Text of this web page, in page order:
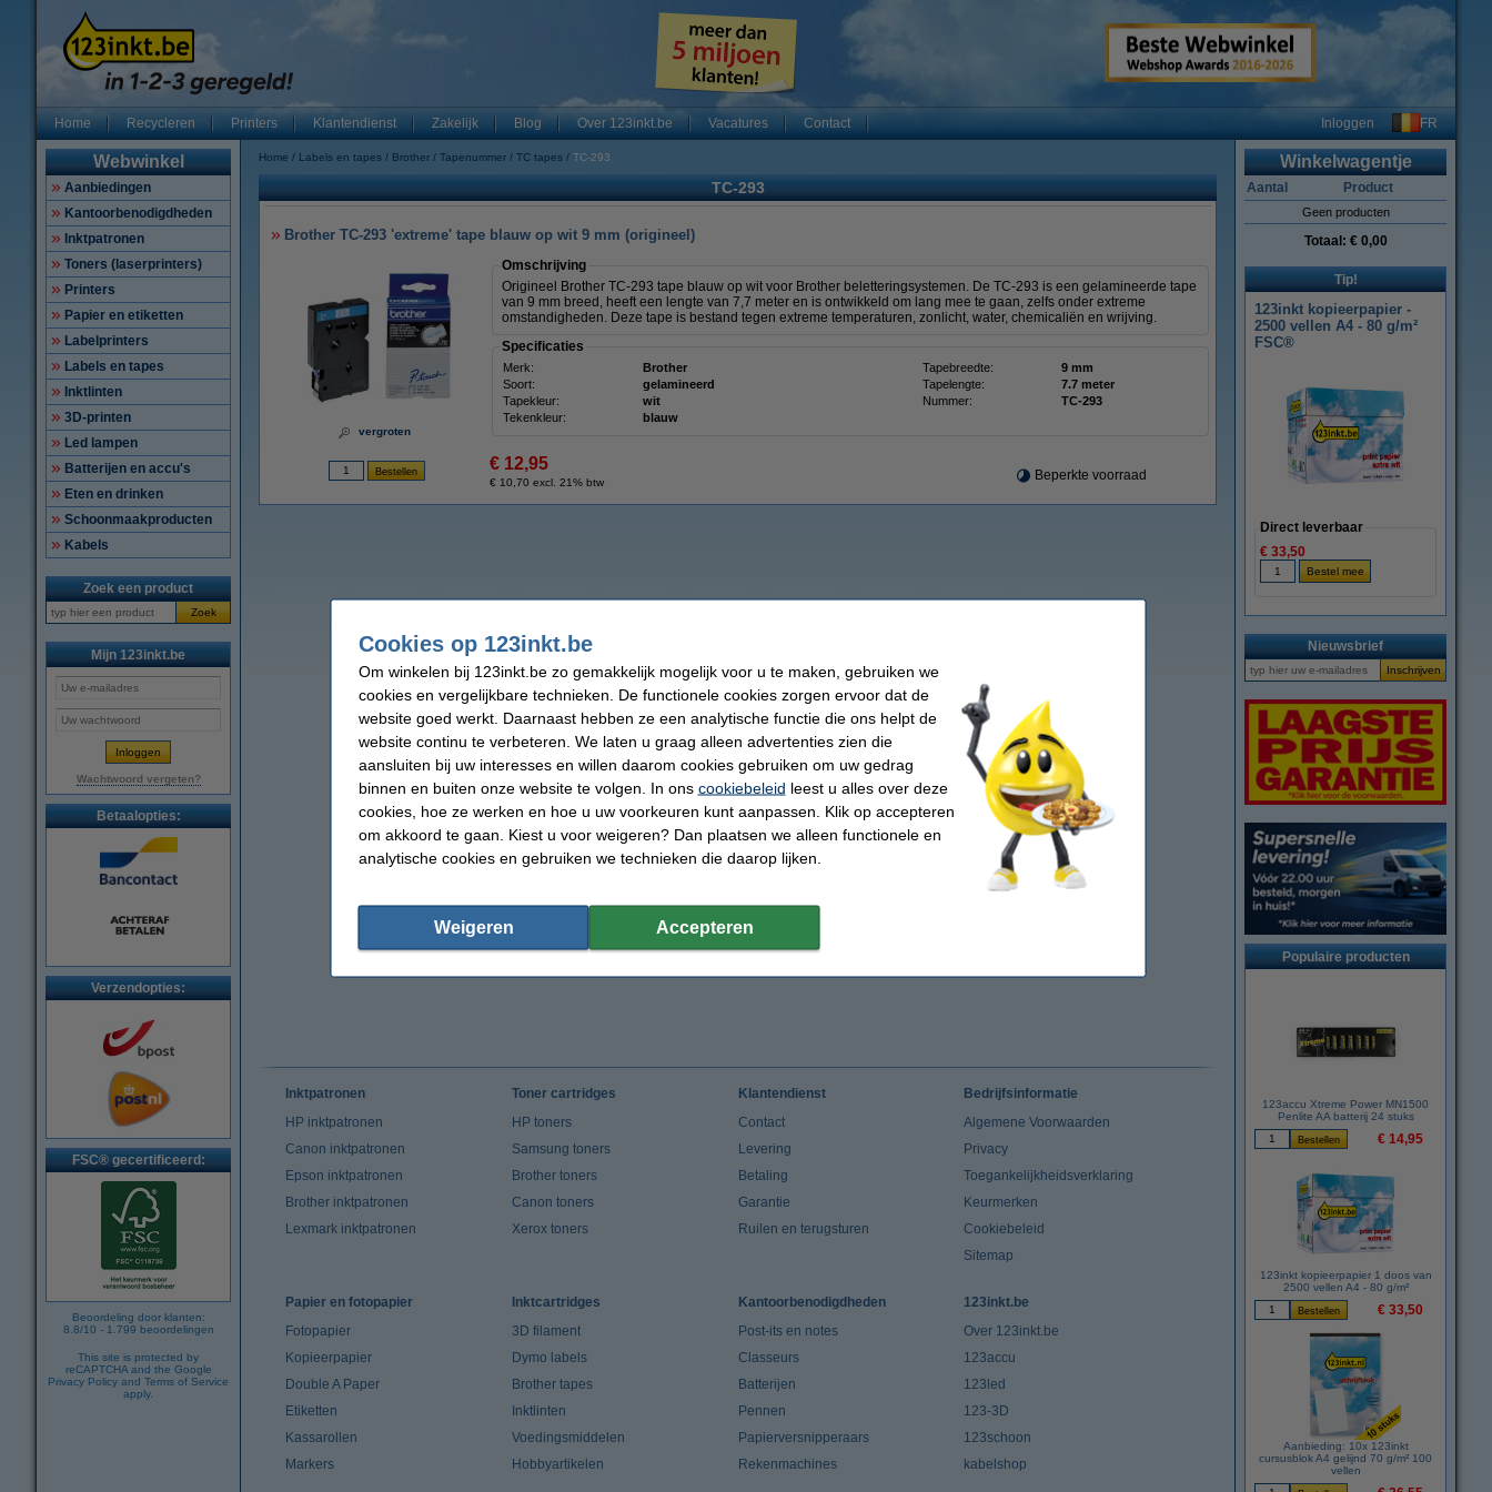
Home Recycleren Printers Klantendienst Zakelijk Blog Over 123inkt.be Vacatures Contact Inloggen FR
Webwinkel
Aanbiedingen
Kantoorbenodigdheden
Inktpatronen
Toners (laserprinters)
Printers
Papier en etiketten
Labelprinters
Labels en tapes
Inktlinten
3D-printen
Led lampen
Batterijen en accu's
Eten en drinken
Schoonmaakproducten
Kabels
Zoek een product
Zoek
Mijn 123inkt.be
Wachtwoord vergeten?
Betaalopties:
Verzendopties:
FSC® gecertificeerd:
Beoordeling door klanten:
8.8/10 - 1.799 beoordelingen
This site is protected by
reCAPTCHA and the Google
Privacy Policy and Terms of Service
apply.
Home Labels en tapes Brother Tapenummer TC tapes TC-293
TC-293
Brother TC-293 'extreme' tape blauw op wit 9 mm (origineel)
vergroten
Omschrijving
Origineel Brother TC-293 tape blauw op wit voor Brother beletteringsystemen. De TC-293 is een gelamineerde tape
van 9 mm breed, heeft een lengte van 7,7 meter en is ontwikkeld om lang mee te gaan, zelfs onder extreme
omstandigheden. Deze tape is bestand tegen extreme temperaturen, zonlicht, water, chemicaliën en wrijving.
Specificaties
Merk: Brother Tapebreedte:
9 mm
Soort:
gelamineerd Tapelengte:
7.7 meter
Tapekleur:
wit Nummer:
TC-293
Tekenkleur:
blauw
€ 12,95
€ 10,70 excl. 21% btw Beperkte voorraad
Winkelwagentje
Aantal Product
Geen producten
Totaal: € 0,00
Tip!
123inkt kopieerpapier -
2500 vellen A4 - 80 g/m²
FSC®
Direct leverbaar
€ 33,50
Nieuwsbrief
Populaire producten
123accu Xtreme Power MN1500
Penlite AA batterij 24 stuks
€ 14,95
123inkt kopieerpapier 1 doos van
2500 vellen A4 - 80 g/m²
€ 33,50
Aanbieding: 10x 123inkt
cursusblok A4 gelijnd 70 g/m² 100
vellen
Inktpatronen
HP inktpatronen
Canon inktpatronen
Epson inktpatronen
Brother inktpatronen
Lexmark inktpatronen
Toner cartridges
HP toners
Samsung toners
Brother toners
Canon toners
Xerox toners
Klantendienst
Contact
Levering
Betaling
Garantie
Ruilen en terugsturen
Bedrijfsinformatie
Algemene Voorwaarden
Privacy
Toegankelijkheidsverklaring
Keurmerken
Cookiebeleid
Sitemap
Papier en fotopapier
Fotopapier
Kopieerpapier
Double A Paper
Etiketten
Kassarollen
Markers
Inktcartridges
3D filament
Dymo labels
Brother tapes
Inktlinten
Voedingsmiddelen
Hobbyartikelen
Kantoorbenodigdheden
Post-its en notes
Classeurs
Batterijen
Pennen
Papierversnipperaars
Rekenmachines
123inkt.be
Over 123inkt.be
123accu
123led
123-3D
123schoon
kabelshop
Cookies op 123inkt.be
Om winkelen bij 123inkt.be zo gemakkelijk mogelijk voor u te maken, gebruiken we
cookies en vergelijkbare technieken. De functionele cookies zorgen ervoor dat de
website goed werkt. Daarnaast hebben ze een analytische functie die ons helpt de
website continu te verbeteren. We laten u graag alleen advertenties zien die
aansluiten bij uw interesses en willen daarom cookies gebruiken om uw gedrag
binnen en buiten onze website te volgen. In ons cookiebeleid leest u alles over deze
cookies, hoe ze werken en hoe u uw voorkeuren kunt aanpassen. Klik op accepteren
om akkoord te gaan. Kiest u voor weigeren? Dan plaatsen we alleen functionele en
analytische cookies en gebruiken we technieken die daarop lijken.
Weigeren Accepteren